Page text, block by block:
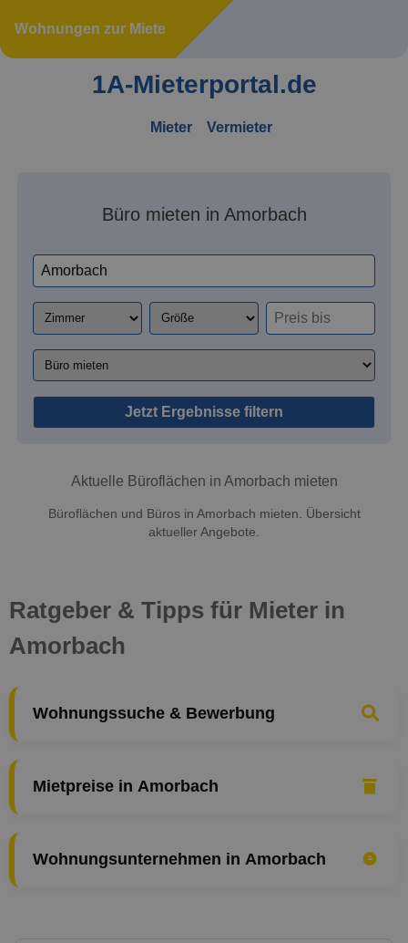
Wohnungen zur Miete
1A-Mieterportal.de
Mieter Vermieter
Büro mieten in Amorbach
Jetzt Ergebnisse filtern
Aktuelle Büroflächen in Amorbach mieten
Büroflächen und Büros in Amorbach mieten. Übersicht
aktueller Angebote.
Ratgeber & Tipps für Mieter in
Amorbach
Wohnungssuche & Bewerbung
Mietpreise in Amorbach
Wohnungsunternehmen in Amorbach